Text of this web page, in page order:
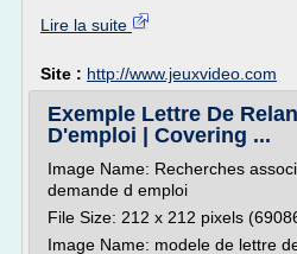
Lire la suite
Site : http://www.jeuxvideo.com
Exemple Lettre De
D'emploi | Covering ...
Image Name: Recherches
demande d emploi
File Size: 212 x 212 pixels
Image Name: modele de lettre